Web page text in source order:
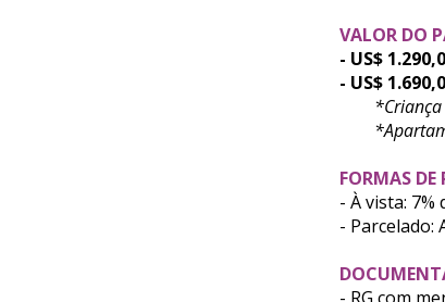
VALOR DO
- US$
- US$
FORMAS
- À vista: 7%
- Parcelado: